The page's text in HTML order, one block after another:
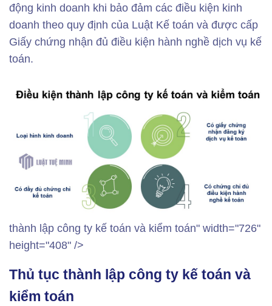
động kinh doanh khi bảo đảm các điều kiện kinh
doanh theo quy định của Luật Kế toán và được cấp
Giấy chứng nhận đủ điều kiện hành nghề dịch vụ kế
toán.
thành lập công ty kế toán và kiểm toán" width="726"
height="408" />
Thủ tục thành lập công ty kế toán và
kiểm toán